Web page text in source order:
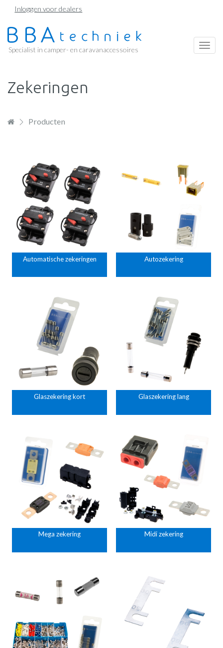
Overslaan
naar
de
Inloggen voor dealers
Specialist in camper- en caravanaccessoires
Zekeringen
Producten
Automatische zekeringen Autozekering
Glaszekering kort Glaszekering lang
Mega zekering Midi zekering